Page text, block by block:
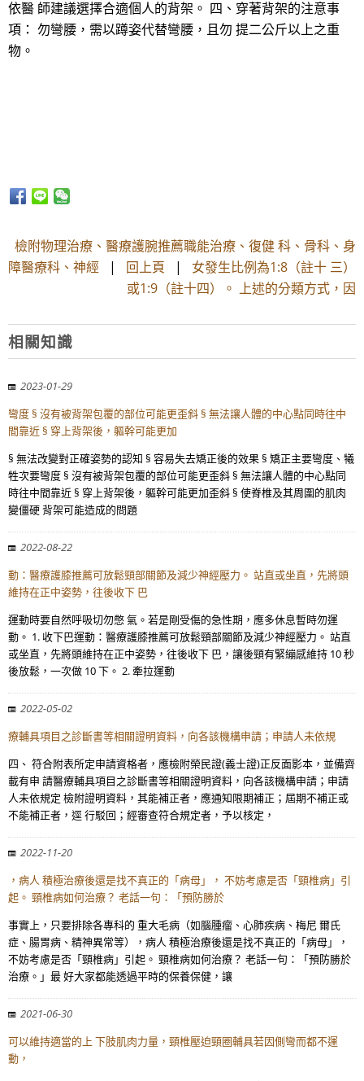
依醫 師建議選擇合適個人的背架。 四、穿著背架的注意事
項： 勿彎腰，需以蹲姿代替彎腰，且勿 提二公斤以上之重
物。
檢附物理治療、醫療護腕推薦職能治療、復健 科、骨科、身
障醫療科、神經 | 回上頁 | 女發生比例為1:8（註十 三）
或1:9（註十四）。 上述的分類方式，因
相關知識
2023-01-29
彎度 § 沒有被背架包覆的部位可能更歪斜 § 無法讓人體的中心點同時往中
間靠近 § 穿上背架後，軀幹可能更加
§ 無法改變對正確姿勢的認知 § 容易失去矯正後的效果 § 矯正主要彎度、犧
牲次要彎度 § 沒有被背架包覆的部位可能更歪斜 § 無法讓人體的中心點同
時往中間靠近 § 穿上背架後，軀幹可能更加歪斜 § 使脊椎及其周圍的肌肉
變僵硬 背架可能造成的問題
2022-08-22
動：醫療護膝推薦可放鬆頸部關節及減少神經壓力。 站直或坐直，先將頭
維持在正中姿勢，往後收下 巴
運動時要自然呼吸切勿憋 氣。若是剛受傷的急性期，應多休息暫時勿運
動。 1. 收下巴運動：醫療護膝推薦可放鬆頸部關節及減少神經壓力。 站直
或坐直，先將頭維持在正中姿勢，往後收下 巴，讓後頸有緊繃感維持 10 秒
後放鬆，一次做 10 下。 2. 牽拉運動
2022-05-02
療輔具項目之診斷書等相關證明資料，向各該機構申請；申請人未依規
四、 符合附表所定申請資格者，應檢附榮民證(義士證)正反面影本，並備齊
載有申 請醫療輔具項目之診斷書等相關證明資料，向各該機構申請；申請
人未依規定 檢附證明資料，其能補正者，應通知限期補正；屆期不補正或
不能補正者，逕 行駁回；經審查符合規定者，予以核定，
2022-11-20
，病人 積極治療後還是找不真正的「病母」， 不妨考慮是否「頸椎病」引
起。 頸椎病如何治療？ 老話一句：「預防勝於
事實上，只要排除各專科的 重大毛病（如腦腫瘤、心肺疾病、梅尼 爾氏
症、腸胃病、精神異常等），病人 積極治療後還是找不真正的「病母」，
不妨考慮是否「頸椎病」引起。 頸椎病如何治療？ 老話一句：「預防勝於
治療。」最 好大家都能透過平時的保養保健，讓
2021-06-30
可以維持適當的上 下肢肌肉力量，頸椎壓迫頸圈輔具若因側彎而都不運
動，